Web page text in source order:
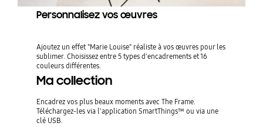
Personnalisez vos œuvres
Ajoutez un effet "Marie Louise" réaliste à vos œuvres pour les
sublimer. Choisissez entre 5 types d'encadrements et 16
couleurs différentes.
Ma collection
Encadrez vos plus beaux moments avec The Frame.
Téléchargez-les via l'application SmartThings™ ou via une
clé USB.